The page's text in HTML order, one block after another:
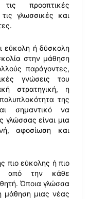
προοπτικές
γλωσσικές και
εύκολη ή δύσκολη
στην μάθηση
παράγοντες,
γνώσεις του
στρατηγική, η
της
σημαντικό να
γλώσσας είναι μια
αφοσίωση και
πιο εύκολης ή πιο
από την κάθε
Όποια γλώσσα
μάθηση μιας νέας